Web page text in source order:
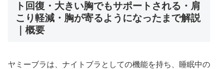
ト回復・大きい胸でもサポートされる・肩
こり軽減・胸が寄るようになったまで解説
｜概要
ヤミーブラは、ナイトブラとしての機能を持ち、睡眠中の